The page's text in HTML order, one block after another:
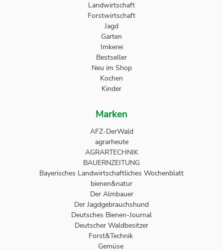
Landwirtschaft
Forstwirtschaft
Jagd
Garten
Imkerei
Bestseller
Neu im Shop
Kochen
Kinder
Marken
AFZ-DerWald
agrarheute
AGRARTECHNIK
BAUERNZEITUNG
Bayerisches Landwirtschaftliches Wochenblatt
bienen&natur
Der Almbauer
Der Jagdgebrauchshund
Deutsches Bienen-Journal
Deutscher Waldbesitzer
Forst&Technik
Gemüse